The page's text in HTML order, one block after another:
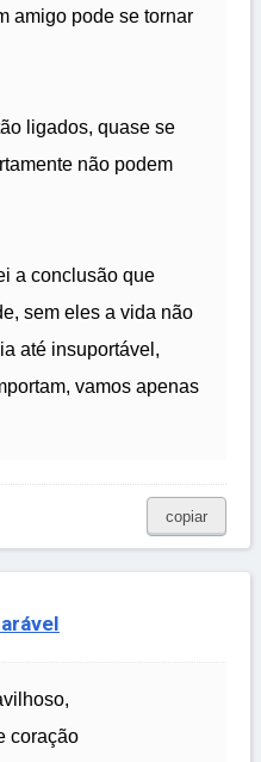
amigo pode se tornar
ligados, quase se
não podem
a conclusão que
sem eles a vida não
até insuportável,
vamos apenas
copiar
coração